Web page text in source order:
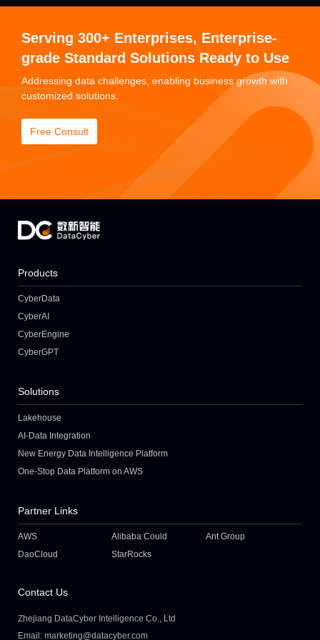
Serving 300+ Enterprises, Enterprise-
grade Standard Solutions Ready to Use
Addressing data challenges, enabling business growth with
customized solutions.
Free Consult
Products
CyberData
CyberAI
CyberEngine
CyberGPT
Solutions
Lakehouse
AI-Data Integration
New Energy Data Intelligence Platform
One-Stop Data Platform on AWS
Partner Links
AWS Alibaba Could
Ant Group
DaoCloud
StarRocks
Contact Us
Zhejiang DataCyber Intelligence Co., Ltd
Email: marketing@datacyber.com